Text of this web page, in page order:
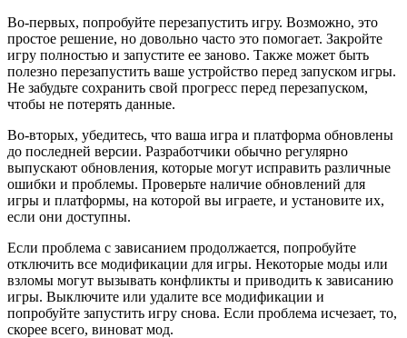
Во-первых, попробуйте перезапустить игру. Возможно, это
простое решение, но довольно часто это помогает. Закройте
игру полностью и запустите ее заново. Также может быть
полезно перезапустить ваше устройство перед запуском игры.
Не забудьте сохранить свой прогресс перед перезапуском,
чтобы не потерять данные.
Во-вторых, убедитесь, что ваша игра и платформа обновлены
до последней версии. Разработчики обычно регулярно
выпускают обновления, которые могут исправить различные
ошибки и проблемы. Проверьте наличие обновлений для
игры и платформы, на которой вы играете, и установите их,
если они доступны.
Если проблема с зависанием продолжается, попробуйте
отключить все модификации для игры. Некоторые моды или
взломы могут вызывать конфликты и приводить к зависанию
игры. Выключите или удалите все модификации и
попробуйте запустить игру снова. Если проблема исчезает, то,
скорее всего, виноват мод.